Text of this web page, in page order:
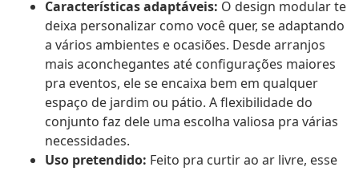
Características adaptáveis: O design modular te
deixa personalizar como você quer, se adaptando
a vários ambientes e ocasiões. Desde arranjos
mais aconchegantes até configurações maiores
pra eventos, ele se encaixa bem em qualquer
espaço de jardim ou pátio. A flexibilidade do
conjunto faz dele uma escolha valiosa pra várias
necessidades.
Uso pretendido: Feito pra curtir ao ar livre, esse